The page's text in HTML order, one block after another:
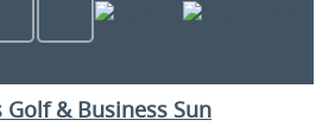
& Business Sun